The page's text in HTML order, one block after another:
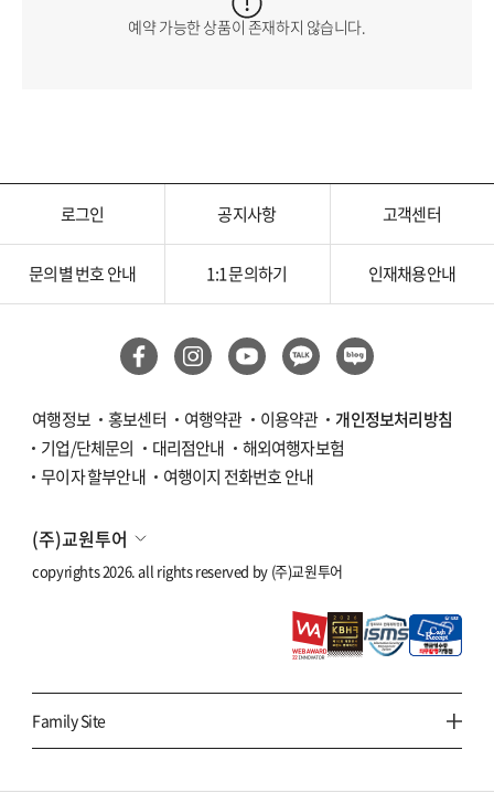
예약 가능한 상품이 존재하지 않습니다.
로그인 공지사항 고객센터
문의별 번호 안내 1:1 문의하기 인재채용안내
여행정보 홍보센터 여행약관 이용약관
개인정보처리방침
기업/단체문의
대리점안내
해외여행자보험
무이자 할부안내
여행이지 전화번호 안내
(주)교원투어
copyrights 2026. all rights reserved by (주)교원투어
Family Site